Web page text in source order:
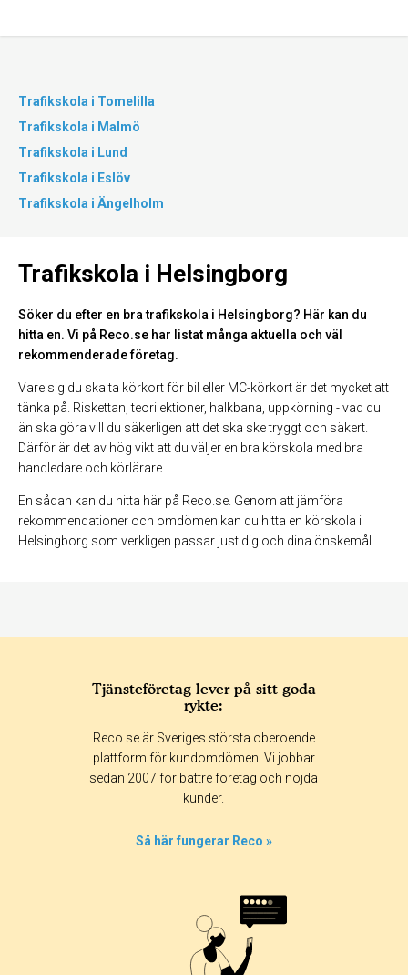
Trafikskola i Tomelilla
Trafikskola i Malmö
Trafikskola i Lund
Trafikskola i Eslöv
Trafikskola i Ängelholm
Trafikskola i Helsingborg
Söker du efter en bra trafikskola i Helsingborg? Här kan du
hitta en. Vi på Reco.se har listat många aktuella och väl
rekommenderade företag.
Vare sig du ska ta körkort för bil eller MC-körkort är det mycket att
tänka på. Riskettan, teorilektioner, halkbana, uppkörning - vad du
än ska göra vill du säkerligen att det ska ske tryggt och säkert.
Därför är det av hög vikt att du väljer en bra körskola med bra
handledare och körlärare.
En sådan kan du hitta här på Reco.se. Genom att jämföra
rekommendationer och omdömen kan du hitta en körskola i
Helsingborg som verkligen passar just dig och dina önskemål.
Tjänsteföretag lever på sitt goda
rykte:
Reco.se är Sveriges största oberoende
plattform för kundomdömen. Vi jobbar
sedan 2007 för bättre företag och nöjda
kunder.
Så här fungerar Reco »